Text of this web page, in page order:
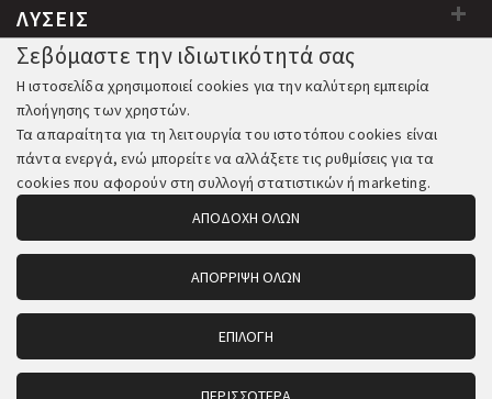
ΛΥΣΕΙΣ
© 2018-2026 All Rights Reserved. Κατασκευή και Φιλοξενία:
Komvos.gr
Σεβόμαστε την ιδιωτικότητά σας
Η ιστοσελίδα χρησιμοποιεί cookies για την καλύτερη εμπειρία
πλοήγησης των χρηστών.
Τα απαραίτητα για τη λειτουργία του ιστοτόπου cookies είναι
πάντα ενεργά, ενώ μπορείτε να αλλάξετε τις ρυθμίσεις για τα
cookies που αφορούν στη συλλογή στατιστικών ή marketing.
ΑΠΟΔΟΧΗ ΟΛΩΝ
ΑΠΟΡΡΙΨΗ ΟΛΩΝ
ΕΠΙΛΟΓΗ